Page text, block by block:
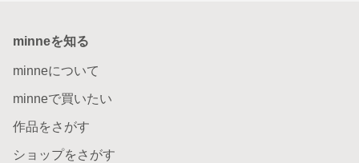
minneを知る
minneについて
minneで買いたい
作品をさがす
ショップをさがす